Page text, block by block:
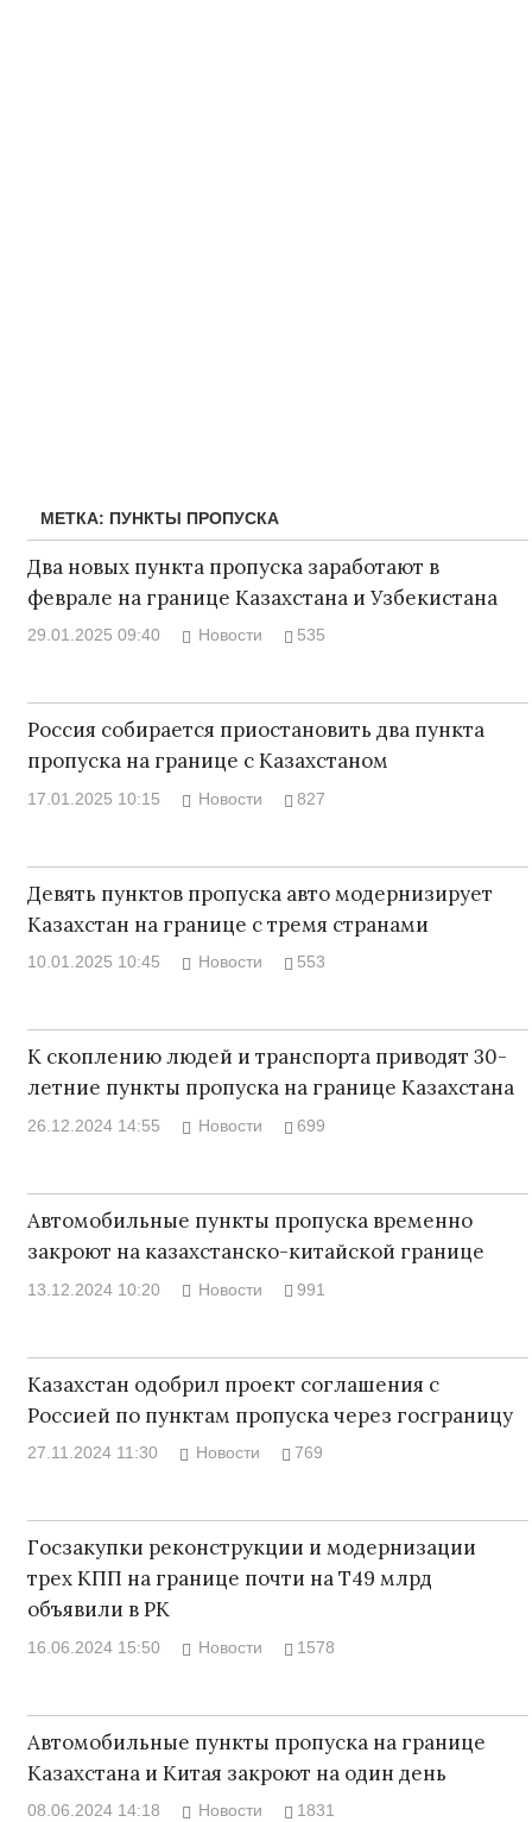
МЕТКА: ПУНКТЫ ПРОПУСКА
Два новых пункта пропуска заработают в
феврале на границе Казахстана и Узбекистана
29.01.2025 09:40 Новости 535
Россия собирается приостановить два пункта
пропуска на границе с Казахстаном
17.01.2025 10:15 Новости 827
Девять пунктов пропуска авто модернизирует
Казахстан на границе с тремя странами
10.01.2025 10:45 Новости 553
К скоплению людей и транспорта приводят 30-
летние пункты пропуска на границе Казахстана
26.12.2024 14:55 Новости 699
Автомобильные пункты пропуска временно
закроют на казахстанско-китайской границе
13.12.2024 10:20 Новости 991
Казахстан одобрил проект соглашения с
Россией по пунктам пропуска через госграницу
27.11.2024 11:30 Новости 769
Госзакупки реконструкции и модернизации
трех КПП на границе почти на Т49 млрд
объявили в РК
16.06.2024 15:50 Новости 1578
Автомобильные пункты пропуска на границе
Казахстана и Китая закроют на один день
08.06.2024 14:18 Новости 1831